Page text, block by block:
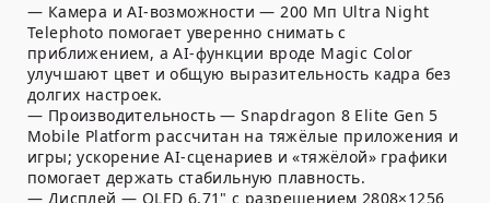
— Камера и AI-возможности — 200 Мп Ultra Night
Telephoto помогает уверенно снимать с
приближением, а AI-функции вроде Magic Color
улучшают цвет и общую выразительность кадра без
долгих настроек.
— Производительность — Snapdragon 8 Elite Gen 5
Mobile Platform рассчитан на тяжёлые приложения и
игры; ускорение AI-сценариев и «тяжёлой» графики
помогает держать стабильную плавность.
— Дисплей — OLED 6,71" с разрешением 2808×1256